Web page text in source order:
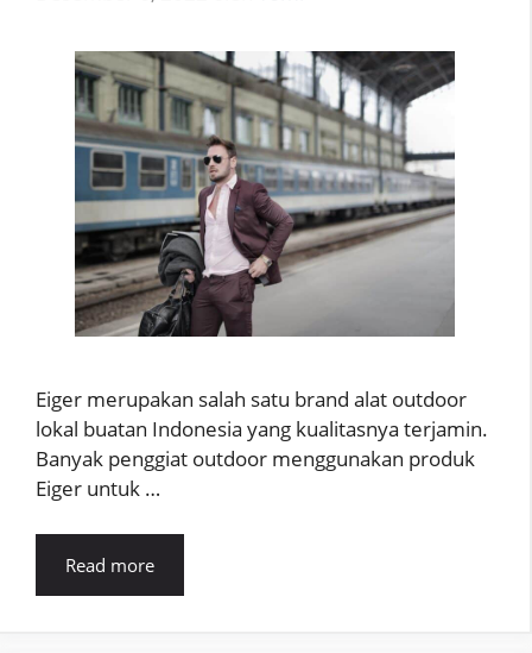
Eiger merupakan salah satu brand alat outdoor
lokal buatan Indonesia yang kualitasnya terjamin.
Banyak penggiat outdoor menggunakan produk
Eiger untuk …
Read more